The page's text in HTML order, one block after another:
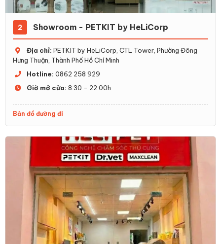
2 Showroom - PETKIT by HeLiCorp
Địa chỉ: PETKIT by HeLiCorp, CTL Tower, Phường Đông
Hưng Thuận, Thành Phố Hồ Chí Minh
Hotline: 0862 258 929
Giờ mở cửa: 8:30 - 22:00h
Bản đồ đường đi